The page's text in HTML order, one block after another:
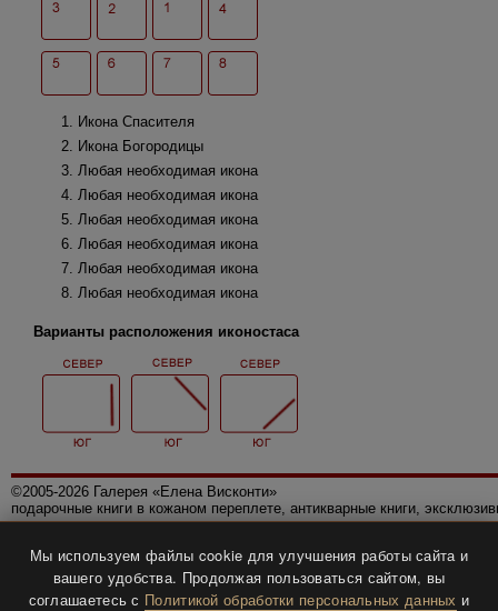
Икона Спасителя
Икона Богородицы
Любая необходимая икона
Любая необходимая икона
Любая необходимая икона
Любая необходимая икона
Любая необходимая икона
Любая необходимая икона
Варианты расположения иконостаса
©2005-2026 Галерея «Елена Висконти»
подарочные книги в кожаном переплете, антикварные книги,
Политика конфиденциальности
Все права защищены.
Мы используем файлы cookie для улучшения работы сайта и
вашего удобства. Продолжая пользоваться сайтом, вы
соглашаетесь с Политикой обработки персональных данных и